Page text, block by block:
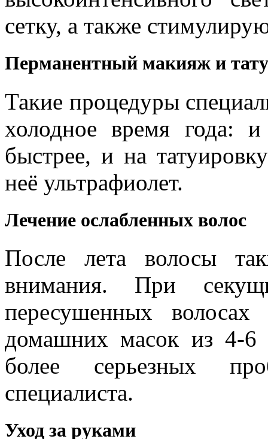
сетку, а также
Перманентный макияж и
Такие процедуры
холодное время года:
быстрее, и на
неё ультрафиолет.
Лечение ослабленных волос
После лета волосы
внимания. При
пересушенных
домашних масок из 4-6
более серьезных
специалиста.
Уход за руками